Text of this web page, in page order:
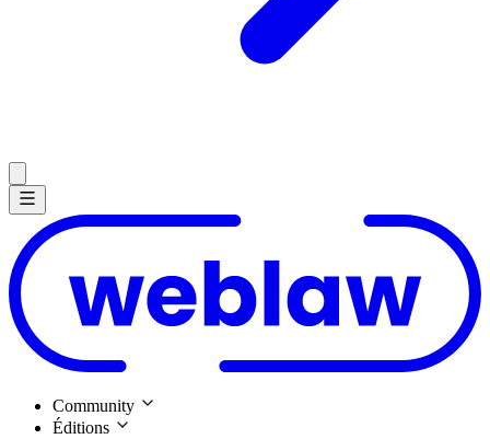
Community
Éditions